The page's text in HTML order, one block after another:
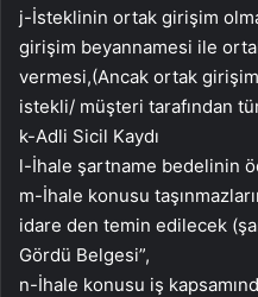
j-İsteklinin ortak girişim
girişim beyannamesi ile
vermesi,(Ancak ortak
istekli/ müşteri tarafından
k-Adli Sicil Kaydı
l-İhale şartname bedelinin
m-İhale konusu
idare den temin edilecek
Gördü Belgesi”,
n-İhale konusu iş